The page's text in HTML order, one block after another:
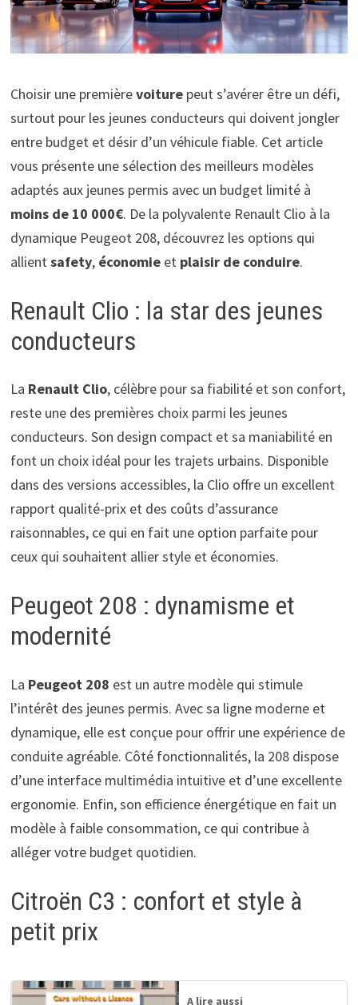
Choisir une premièrevoiturepeut s’avérer être un défi,
surtout pour les jeunes conducteurs qui doivent jongler
entre budget et désir d’un véhicule fiable. Cet article
vous présente une sélection des meilleurs modèles
adaptés aux jeunes permis avec un budget limité à
moins de 10 000€. De la polyvalente Renault Clio à la
dynamique Peugeot 208, découvrez les options qui
allientsafety, économieet plaisir de conduire.
Renault Clio : la star des jeunes
conducteurs
La Renault Clio, célèbre pour sa fiabilité et son confort,
reste une des premières choix parmi les jeunes
conducteurs. Son design compact et sa maniabilité en
font un choix idéal pour les trajets urbains. Disponible
dans des versions accessibles, la Clio offre un excellent
rapport qualité-prix et des coûts d’assurance
raisonnables, ce qui en fait une option parfaite pour
ceux qui souhaitent allier style et économies.
Peugeot 208 : dynamisme et
modernité
La Peugeot 208 est un autre modèle qui stimule
l’intérêt des jeunes permis. Avec sa ligne moderne et
dynamique, elle est conçue pour offrir une expérience de
conduite agréable. Côté fonctionnalités, la 208 dispose
d’une interface multimédia intuitive et d’une excellente
ergonomie. Enfin, son efficience énergétique en fait un
modèle à faible consommation, ce qui contribue à
alléger votre budget quotidien.
Citroën C3 : confort et style à
petit prix
A lire aussi